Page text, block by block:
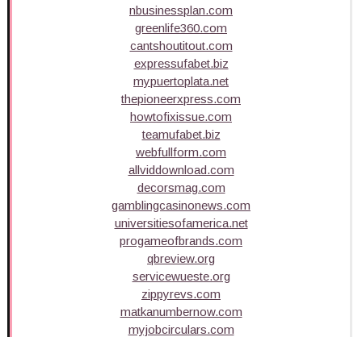
nbusinessplan.com
greenlife360.com
cantshoutitout.com
expressufabet.biz
mypuertoplata.net
thepioneerxpress.com
howtofixissue.com
teamufabet.biz
webfullform.com
allviddownload.com
decorsmag.com
gamblingcasinonews.com
universitiesofamerica.net
progameofbrands.com
qbreview.org
servicewueste.org
zippyrevs.com
matkanumbernow.com
myjobcirculars.com